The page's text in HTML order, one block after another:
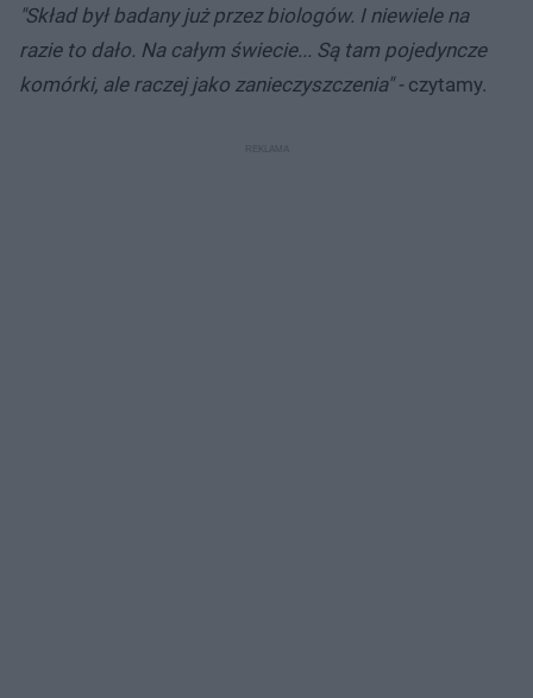
"Skład był badany już przez biologów. I niewiele na
razie to dało. Na całym świecie... Są tam pojedyncze
komórki, ale raczej jako zanieczyszczenia" -czytamy.